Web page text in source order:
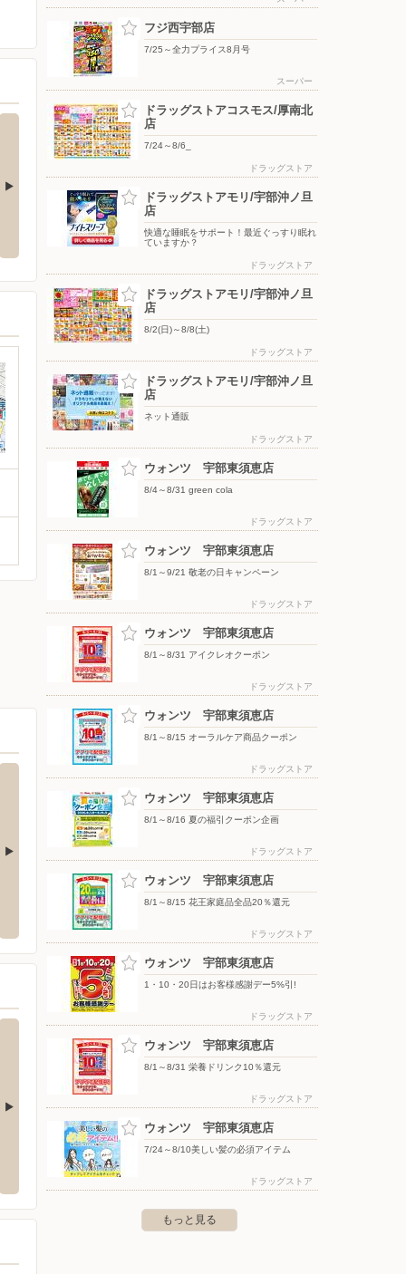
規アプリ
8/4〜エフカポイント10倍商品の
ご案内
新町三丁目1-1
ウォンツ 宇部新川店
フジ長門店
フジ西宇部店
7/25～全力プライス8月号
スーパー
ドラッグストアコスモス/厚南北
店
7/24～8/6_
ドラッグストア
ドラッグストアモリ/宇部沖ノ旦
店
快適な睡眠をサポート！最近ぐっすり眠れ
ていますか？
ドラッグストア
ドラッグストアモリ/宇部沖ノ旦
店
8/2(日)～8/8(土)
ドラッグストア
ドラッグストアモリ/宇部沖ノ旦
店
ネット通販
ドラッグストア
ウォンツ 宇部東須恵店
8/4～8/31 green cola
ドラッグストア
ウォンツ 宇部東須恵店
8/1～9/21 敬老の日キャンペーン
ドラッグストア
ウォンツ 宇部東須恵店
8/1～8/31 アイクレオクーポン
ドラッグストア
ウォンツ 宇部東須恵店
8/1～8/15 オーラルケア商品クーポン
ドラッグストア
ウォンツ 宇部東須恵店
8/1～8/16 夏の福引クーポン企画
ドラッグストア
ウォンツ 宇部東須恵店
8/1～8/15 花王家庭品全品20％還元
ドラッグストア
ウォンツ 宇部東須恵店
1・10・20日はお客様感謝デー5%引!
ドラッグストア
ウォンツ 宇部東須恵店
8/1～8/31 栄養ドリンク10％還元
ドラッグストア
ウォンツ 宇部東須恵店
7/24～8/10美しい髪の必須アイテム
ドラッグストア
もっと見る